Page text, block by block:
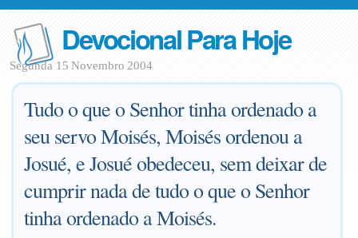
Devocional Para Hoje
Segunda 15 Novembro 2004
Tudo o que o Senhor tinha ordenado a
seu servo Moisés, Moisés ordenou a
Josué, e Josué obedeceu, sem deixar de
cumprir nada de tudo o que o Senhor
tinha ordenado a Moisés.